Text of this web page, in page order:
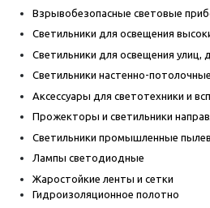
Взрывобезопасные световые
Светильники для освещения
Светильники для освещения улиц,
Светильники настенно-потолочные
Аксессуары для светотехники и
Прожекторы и светильники
Светильники промышленные
Лампы светодиодные
Жаростойкие ленты и сетки
Гидроизоляционное полотно